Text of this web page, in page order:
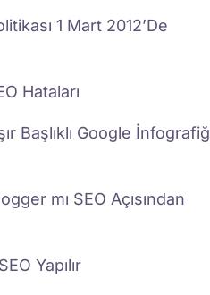
1 Mart 2012’De
Hataları
Başlıklı Google
mı SEO Açısından
Yapılır